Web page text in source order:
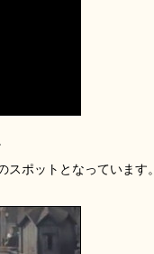
ポットとなっています。